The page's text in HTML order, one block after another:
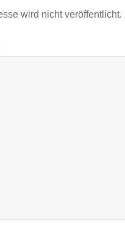
wird nicht veröffentlicht.